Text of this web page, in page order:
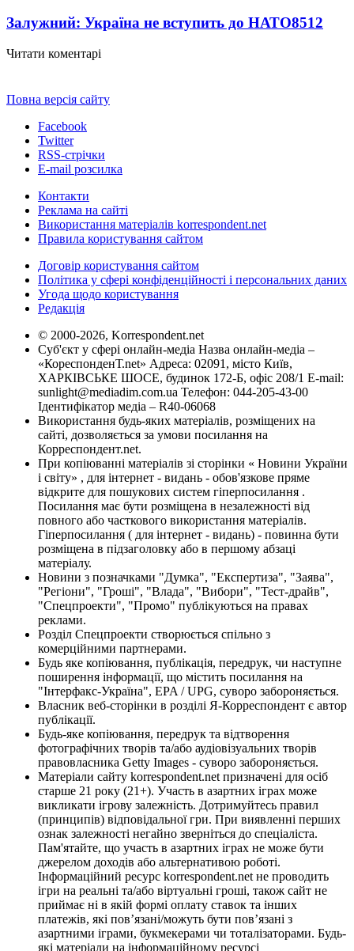
Залужний: Україна не вступить до НАТО8512
Читати коментарі
Повна версія сайту
Facebook
Twitter
RSS-стрічки
E-mail розсилка
Контакти
Реклама на сайті
Використання матеріалів korrespondent.net
Правила користування сайтом
Договір користування сайтом
Політика у сфері конфіденційності і персональних даних
Угода щодо користування
Редакція
© 2000-2026, Korrespondent.net
Суб'єкт у сфері онлайн-медіа Назва онлайн-медіа –
«КореспонденТ.net» Адреса: 02091, місто Київ,
ХАРКІВСЬКЕ ШОСЕ, будинок 172-Б, офіс 208/1 E-mail:
sunlight@mediadim.com.ua Телефон: 044-205-43-00
Ідентифікатор медіа – R40-06068
Використання будь-яких матеріалів, розміщених на
сайті, дозволяється за умови посилання на
Корреспондент.net.
При копіюванні матеріалів зі сторінки « Новини України
і світу» , для інтернет - видань - обов'язкове пряме
відкрите для пошукових систем гіперпосилання .
Посилання має бути розміщена в незалежності від
повного або часткового використання матеріалів.
Гіперпосилання ( для інтернет - видань) - повинна бути
розміщена в підзаголовку або в першому абзаці
матеріалу.
Новини з позначками "Думка", "Експертиза", "Заява",
"Регіони", "Гроші", "Влада", "Вибори", "Тест-драйв",
"Спецпроекти", "Промо" публікуються на правах
реклами.
Розділ Спецпроекти створюється спільно з
комерційними партнерами.
Будь яке копіювання, публікація, передрук, чи наступне
поширення інформації, що містить посилання на
"Інтерфакс-Україна", EPA / UPG, суворо забороняється.
Власник веб-сторінки в розділі Я-Корреспондент є автор
публікації.
Будь-яке копіювання, передрук та відтворення
фотографічних творів та/або аудіовізуальних творів
правовласника Getty Images - суворо забороняється.
Матеріали сайту korrespondent.net призначені для осіб
старше 21 року (21+). Участь в азартних іграх може
викликати ігрову залежність. Дотримуйтесь правил
(принципів) відповідальної гри. При виявленні перших
ознак залежності негайно зверніться до спеціаліста.
Пам'ятайте, що участь в азартних іграх не може бути
джерелом доходів або альтернативою роботі.
Інформаційний ресурс korrespondent.net не проводить
ігри на реальні та/або віртуальні гроші, також сайт не
приймає ні в якій формі оплату ставок та інших
платежів, які пов’язані/можуть бути пов’язані з
азартними іграми, букмекерами чи тоталізаторами. Будь-
які матеріали на інформаційному ресурсі